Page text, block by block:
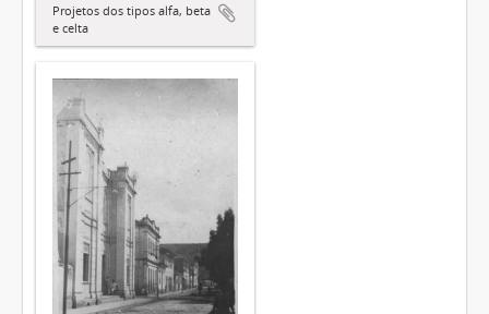
Projetos dos tipos alfa, beta
e celta